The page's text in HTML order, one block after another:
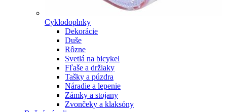
Cyklodoplnky
Dekorácie
Duše
Rôzne
Svetlá na bicykel
Fľaše a držiaky
Tašky a púzdra
Náradie a lepenie
Zámky a stojany
Zvončeky a klaksóny